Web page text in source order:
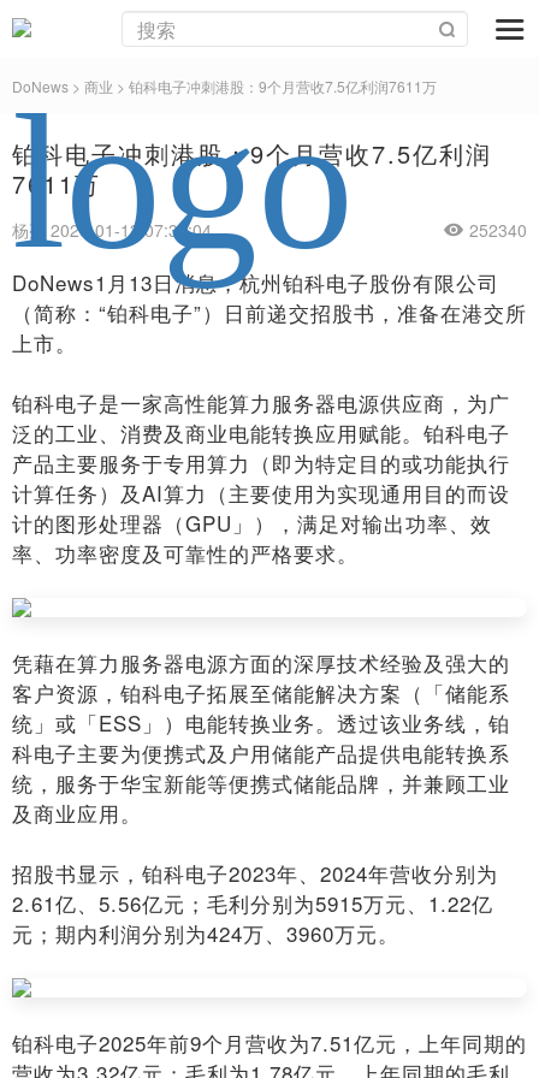
DoNews > 商业 > 铂科电子冲刺港股：9个月营收7.5亿利润7611万
铂科电子冲刺港股：9个月营收7.5亿利润
7611万
杨亮 2026-01-13 07:33:04 252340
DoNews1月13日消息，杭州铂科电子股份有限公司
（简称：“铂科电子”）日前递交招股书，准备在港交所
上市。
铂科电子是一家高性能算力服务器电源供应商，为广
泛的工业、消费及商业电能转换应用赋能。铂科电子
产品主要服务于专用算力（即为特定目的或功能执行
计算任务）及AI算力（主要使用为实现通用目的而设
计的图形处理器（GPU」），满足对输出功率、效
率、功率密度及可靠性的严格要求。
凭藉在算力服务器电源方面的深厚技术经验及强大的
客户资源，铂科电子拓展至储能解决方案（「储能系
统」或「ESS」）电能转换业务。透过该业务线，铂
科电子主要为便携式及户用储能产品提供电能转换系
统，服务于华宝新能等便携式储能品牌，并兼顾工业
及商业应用。
招股书显示，铂科电子2023年、2024年营收分别为
2.61亿、5.56亿元；毛利分别为5915万元、1.22亿
元；期内利润分别为424万、3960万元。
铂科电子2025年前9个月营收为7.51亿元，上年同期的